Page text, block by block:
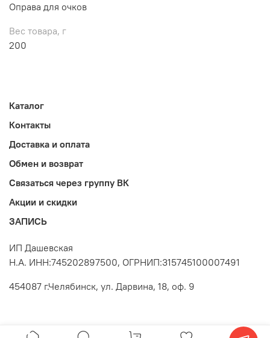
Оправа для очков
Вес товара, г
200
Каталог
Контакты
Доставка и оплата
Обмен и возврат
Связаться через группу ВК
Акции и скидки
ЗАПИСЬ
ИП Дашевская
Н.А. ИНН:745202897500, ОГРНИП:315745100007491
454087 г.Челябинск, ул. Дарвина, 18, оф. 9